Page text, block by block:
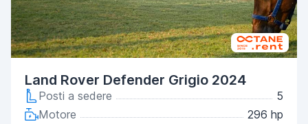
Land Rover Defender Grigio 2024
Posti a sedere
5
Motore
296 hp